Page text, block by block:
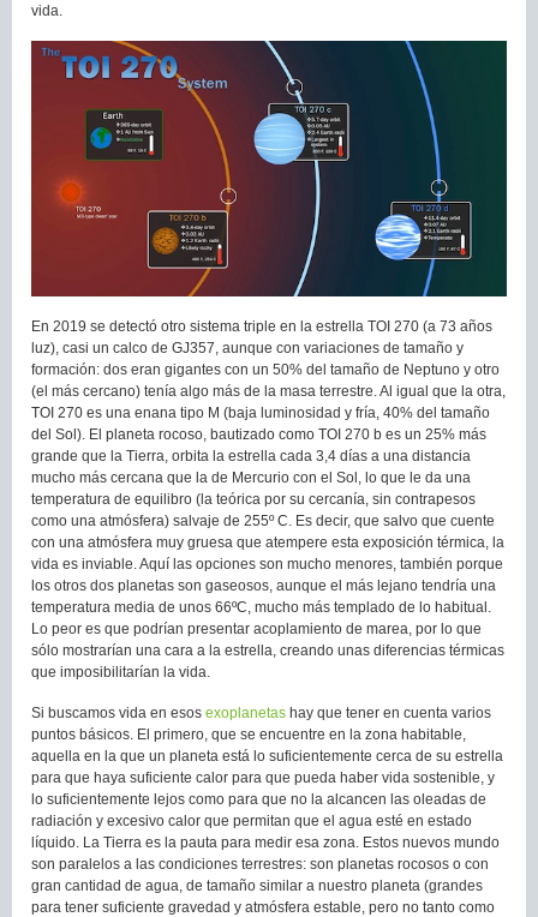
vida.
En 2019 se detectó otro sistema triple en la estrella TOI 270 (a 73 años
luz), casi un calco de GJ357, aunque con variaciones de tamaño y
formación: dos eran gigantes con un 50% del tamaño de Neptuno y otro
(el más cercano) tenía algo más de la masa terrestre. Al igual que la otra,
TOI 270 es una enana tipo M (baja luminosidad y fría, 40% del tamaño
del Sol). El planeta rocoso, bautizado como TOI 270 b es un 25% más
grande que la Tierra, orbita la estrella cada 3,4 días a una distancia
mucho más cercana que la de Mercurio con el Sol, lo que le da una
temperatura de equilibro (la teórica por su cercanía, sin contrapesos
como una atmósfera) salvaje de 255º C. Es decir, que salvo que cuente
con una atmósfera muy gruesa que atempere esta exposición térmica, la
vida es inviable. Aquí las opciones son mucho menores, también porque
los otros dos planetas son gaseosos, aunque el más lejano tendría una
temperatura media de unos 66ºC, mucho más templado de lo habitual.
Lo peor es que podrían presentar acoplamiento de marea, por lo que
sólo mostrarían una cara a la estrella, creando unas diferencias térmicas
que imposibilitarían la vida.
Si buscamos vida en esos exoplanetas hay que tener en cuenta varios
puntos básicos. El primero, que se encuentre en la zona habitable,
aquella en la que un planeta está lo suficientemente cerca de su estrella
para que haya suficiente calor para que pueda haber vida sostenible, y
lo suficientemente lejos como para que no la alcancen las oleadas de
radiación y excesivo calor que permitan que el agua esté en estado
líquido. La Tierra es la pauta para medir esa zona. Estos nuevos mundo
son paralelos a las condiciones terrestres: son planetas rocosos o con
gran cantidad de agua, de tamaño similar a nuestro planeta (grandes
para tener suficiente gravedad y atmósfera estable, pero no tanto como